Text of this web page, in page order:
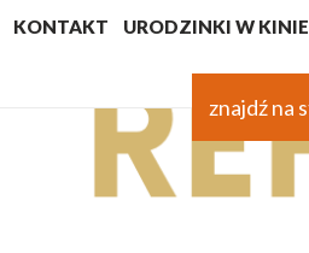
KONTAKT URODZINKI W KINIE